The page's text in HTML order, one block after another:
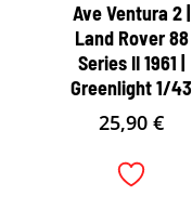
Ave Ventura 2 |
Land Rover 88
Series II 1961 |
Greenlight 1/43
25,90€